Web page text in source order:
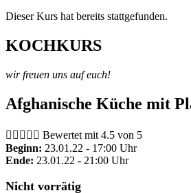
Dieser Kurs hat bereits stattgefunden.
KOCHKURS
wir freuen uns auf euch!
Afghanische Küche mit
     Bewertet mit 4.5 von 5
Beginn: 23.01.22 - 17:00 Uhr
Ende: 23.01.22 - 21:00 Uhr
Nicht vorrätig